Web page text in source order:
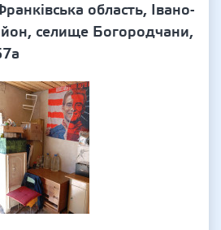
область, Івано-
селище Богородчани,